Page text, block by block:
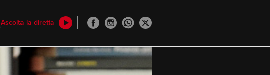
Ascolta la diretta